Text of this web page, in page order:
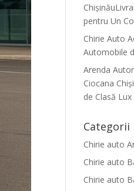
pentru Un
Chirie Auto
Automobile
Arenda
Ciocana
de Clasă Lux
Categorii
Chirie auto
Chirie auto
Chirie auto